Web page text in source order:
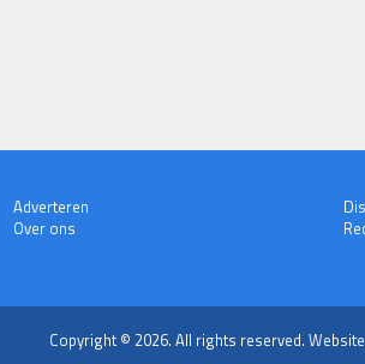
Adverteren
Over ons
Copyright © 2026. All rights reserved.